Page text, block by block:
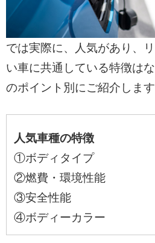
では実際に、人気があり、
い車に共通している特徴は
のポイント別にご紹介します
人気車種の特徴
①ボディタイプ
②燃費・環境性能
③安全性能
④ボディーカラー